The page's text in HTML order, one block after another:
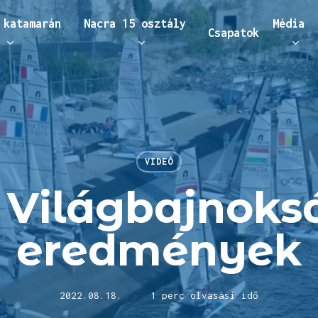
Nacra 15 osztály
Csapatok
Média
VIDEÓ
eredmények
2022.08.18. 1 perc olvasási idő